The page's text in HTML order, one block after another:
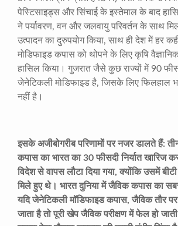
पेस्टिसाइड्स और सिंचाई के इस्तेमाल के बाद
ने पर्यावरण, वन और जलवायु परिवर्तन के साथ
उत्पादन का दुरुपयोग किया, साथ ही देश में हर
मोडिफाइड कपास को थोपने के लिए कृषि
हासिल किया। गुजरात जैसे कुछ राज्यों में 90
जेनेटिकली मोडिफाइड है, जिसके लिए फिलहाल
नहीं है।
इसके अजीबोगरीब परिणामों पर नजर डालते हैं:
कपास का भारत का 30 फीसदी निर्यात खारिज
विदेश से वापस लौटा दिया गया, क्योंकि उसमें
मिले हुए थे। भारत दुनिया में जैविक कपास का
यदि जेनेटिकली मॉडिफाइड कपास, जैविक तौर पर
जाता है तो पूरी खेप जैविक परीक्षण में फेल हो